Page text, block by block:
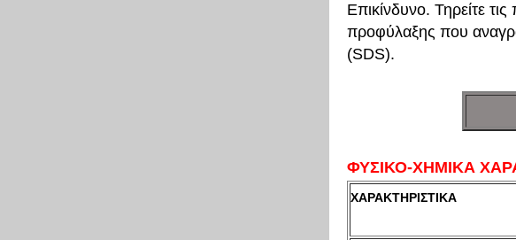
Επικίνδυνο. Τηρείτε
προφύλαξης που
(SDS).
ΦΥΣΙΚΟ-ΧΗΜΙΚΑ
ΧΑΡΑΚΤΗΡΙΣΤΙΚΑ